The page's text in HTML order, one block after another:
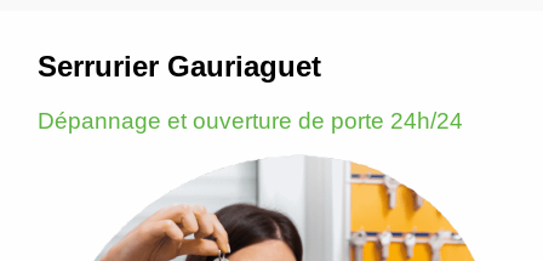
Serrurier Gauriaguet
Dépannage et ouverture de porte 24h/24